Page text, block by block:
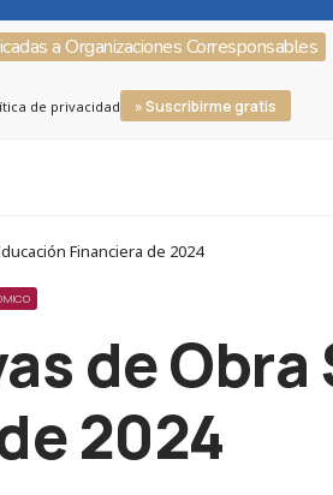
a Organizaciones Corresponsables
de privacidad » Suscribirme gratis
Financiera de 2024
de Obra
2024